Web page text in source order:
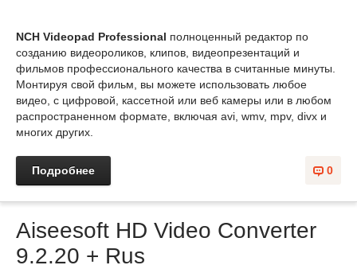
NCH Videopad Professional полноценный редактор по
созданию видеороликов, клипов, видеопрезентаций и
фильмов профессионального качества в считанные минуты.
Монтируя свой фильм, вы можете использовать любое
видео, с цифровой, кассетной или веб камеры или в любом
распространенном формате, включая avi, wmv, mpv, divx и
многих других.
0
Подробнее
Aiseesoft HD Video Converter
9.2.20 + Rus